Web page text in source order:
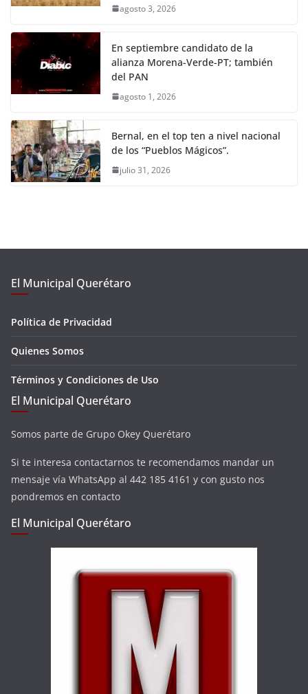
agosto 3, 2026
En septiembre candidato de la
alianza Morena-Verde-PT; también
del PAN
agosto 1, 2026
Bernal, en el top ten a nivel nacional
de los “Pueblos Mágicos”.
julio 31, 2026
El Municipal Querétaro
Política de Privacidad
Quienes Somos
Términos y Condiciones de Uso
El Municipal Querétaro
Somos parte de Grupo Okey Querétaro
Si te interesa contactarnos te recomendamos mandar un
mensaje vía WhatsApp al 442 185 4161 y con gusto nos
pondremos en contacto
El Municipal Querétaro